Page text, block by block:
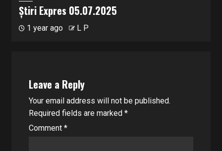
Știri Expres 05.07.2025
1 year ago L P
Leave a Reply
Your email address will not be published.
Required fields are marked *
Comment *